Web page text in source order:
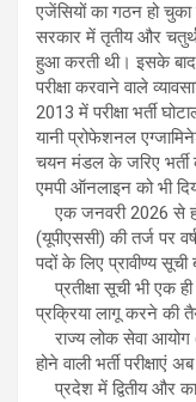
एजेंसियों का गठन हो
सरकार में तृतीय और चतुर्थ
हुआ करती थी। इसके
परीक्षा करवाने वाले
2013 में परीक्षा भर्ती
यानी प्रोफेशनल
चयन मंडल के जरिए भर्ती
एमपी ऑनलाइन को भी
एक जनवरी 2026 से
(यूपीएससी) की तर्ज पर
पदों के लिए प्रावीण्य सूची
प्रतीक्षा सूची भी एक
प्रक्रिया लागू करने की
राज्य लोक सेवा आयोग
होने वाली भर्ती परीक्षाएं
प्रदेश में द्वितीय और